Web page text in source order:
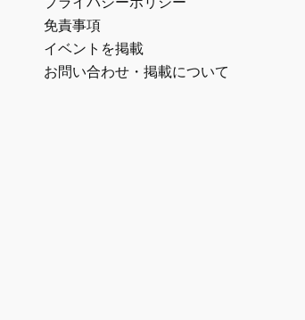
免責事項
イベントを掲載
お問い合わせ・掲載について